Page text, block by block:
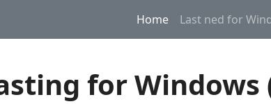
Home Last ned for
for Windows